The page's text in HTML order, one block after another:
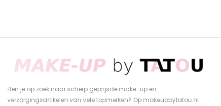
Ben je op zoek naar scherp geprijsde make-up en
verzorgingsartikelen van vele topmerken? Op makeupbytatou.nl